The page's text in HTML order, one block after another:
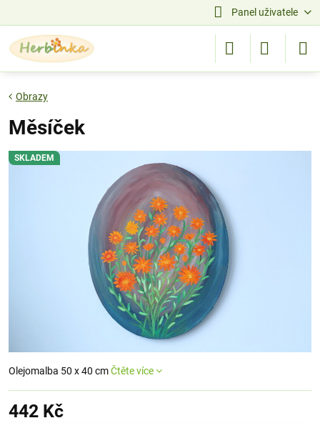
Panel uživatele
SKLADEM
Obrazy
Měsíček
Olejomalba 50 x 40 cmČtěte více
442 Kč